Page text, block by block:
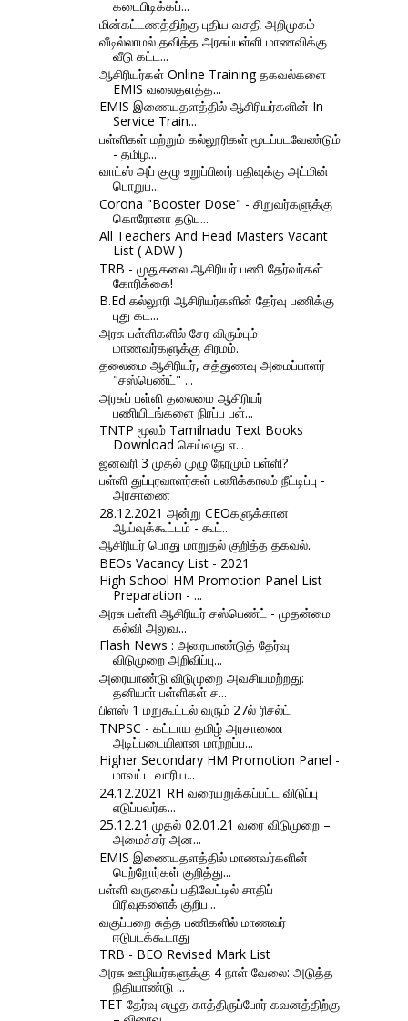
கடைபிடிக்கப்...
மின்கட்டணத்திற்கு புதிய வசதி அறிமுகம்
வீடில்லாமல் தவித்த அரசுப்பள்ளி மாணவிக்கு
வீடு கட்ட...
ஆசிரியர்கள் Online Training தகவல்களை
EMIS வலைதளத்த...
EMIS இணையதளத்தில் ஆசிரியர்களின் In -
Service Train...
பள்ளிகள் மற்றும் கல்லூரிகள் மூடப்படவேண்டும்
- தமிழ...
வாட்ஸ் அப் குழு உறுப்பினர் பதிவுக்கு அட்மின்
பொறுப...
Corona "Booster Dose" - சிறுவர்களுக்கு
கொரோனா தடுப...
All Teachers And Head Masters Vacant
List ( ADW )
TRB - முதுகலை ஆசிரியர் பணி தேர்வர்கள்
கோரிக்கை!
B.Ed கல்லுாரி ஆசிரியர்களின் தேர்வு பணிக்கு
புது கட...
அரசு பள்ளிகளில் சேர விரும்பும்
மாணவர்களுக்கு சிரமம்.
தலைமை ஆசிரியர், சத்துணவு அமைப்பாளர்
"சஸ்பெண்ட்" ...
அரசுப் பள்ளி தலைமை ஆசிரியர்
பணியிடங்களை நிரப்ப பள்...
TNTP மூலம் Tamilnadu Text Books
Download செய்வது எ...
ஜனவரி 3 முதல் முழு நேரமும் பள்ளி?
பள்ளி துப்புரவாளர்கள் பணிக்காலம் நீட்டிப்பு -
அரசாணை
28.12.2021 அன்று CEOகளுக்கான
ஆய்வுக்கூட்டம் - கூட்...
ஆசிரியர் பொது மாறுதல் குறித்த தகவல்.
BEOs Vacancy List - 2021
High School HM Promotion Panel List
Preparation - ...
அரசு பள்ளி ஆசிரியர் சஸ்பெண்ட் - முதன்மை
கல்வி அலுவ...
Flash News : அரையாண்டுத் தேர்வு
விடுமுறை அறிவிப்பு...
அரையாண்டு விடுமுறை அவசியமற்றது:
தனியாா் பள்ளிகள் ச...
பிளஸ் 1 மறுகூட்டல் வரும் 27ல் ரிசல்ட்
TNPSC - கட்டாய தமிழ் அரசாணை
அடிப்படையிலான மாற்றப்ப...
Higher Secondary HM Promotion Panel -
மாவட்ட வாரிய...
24.12.2021 RH வரையறுக்கப்பட்ட விடுப்பு
எடுப்பவர்க...
25.12.21 முதல் 02.01.21 வரை விடுமுறை –
அமைச்சர் அன...
EMIS இணையதளத்தில் மாணவர்களின்
பெற்றோர்கள் குறித்து...
பள்ளி வருகைப் பதிவேட்டில் சாதிப்
பிரிவுகளைக் குறிப...
வகுப்பறை சுத்த பணிகளில் மாணவர்
ஈடுபடக்கூடாது
TRB - BEO Revised Mark List
அரசு ஊழியர்களுக்கு 4 நாள் வேலை: அடுத்த
நிதியாண்டு ...
TET தேர்வு எழுத காத்திருப்போர் கவனத்திற்கு